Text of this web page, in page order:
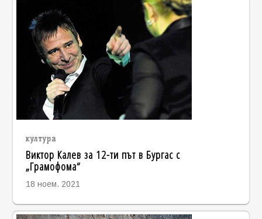
култура
Виктор Калев за 12-ти път в Бургас с
„Грамофома“
18 ноем. 2021